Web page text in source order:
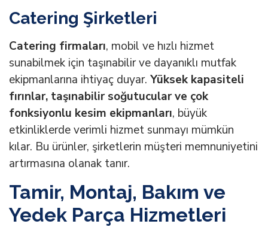
Catering Şirketleri
Catering firmaları, mobil ve hızlı hizmet
sunabilmek için taşınabilir ve dayanıklı mutfak
ekipmanlarına ihtiyaç duyar. Yüksek kapasiteli
fırınlar, taşınabilir soğutucular ve çok
fonksiyonlu kesim ekipmanları, büyük
etkinliklerde verimli hizmet sunmayı mümkün
kılar. Bu ürünler, şirketlerin müşteri memnuniyetini
artırmasına olanak tanır.
Tamir, Montaj, Bakım ve
Yedek Parça Hizmetleri